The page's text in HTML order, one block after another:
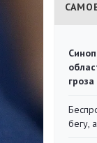
гроза
бегу,